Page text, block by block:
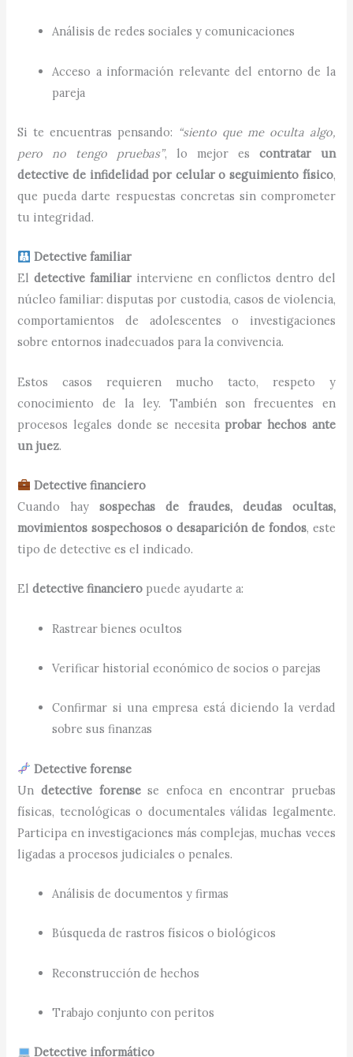
Análisis de redes sociales y comunicaciones
Acceso a información relevante del entorno de la
pareja
Si te encuentras pensando: “siento que me oculta algo,
pero no tengo pruebas”, lo mejor es contratar un
detective de infidelidad por celular o seguimiento físico,
que pueda darte respuestas concretas sin comprometer
tu integridad.
Detective familiar
Eldetective familiar interviene en conflictos dentro del
núcleo familiar: disputas por custodia, casos de violencia,
comportamientos de adolescentes o investigaciones
sobre entornos inadecuados para la convivencia.
Estos casos requieren mucho tacto, respeto y
conocimiento de la ley. También son frecuentes en
procesos legales donde se necesita probar hechos ante
un juez.
Detective financiero
Cuando hay sospechas de fraudes, deudas ocultas,
movimientos sospechosos o desaparición de fondos, este
tipo de detective es el indicado.
Eldetective financiero puede ayudarte a:
Rastrear bienes ocultos
Verificar historial económico de socios o parejas
Confirmar si una empresa está diciendo la verdad
sobre sus finanzas
Detective forense
Undetective forensese enfoca en encontrar pruebas
físicas, tecnológicas o documentales válidas legalmente.
Participa en investigaciones más complejas, muchas veces
ligadas a procesos judiciales o penales.
Análisis de documentos y firmas
Búsqueda de rastros físicos o biológicos
Reconstrucción de hechos
Trabajo conjunto con peritos
Detective informático